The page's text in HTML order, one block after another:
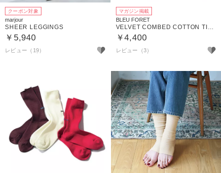
クーポン対象
marjour
SHEER LEGGINGS
￥5,940
レビュー（19）
マガジン掲載
BLEU FORET
￥4,400
レビュー（3）